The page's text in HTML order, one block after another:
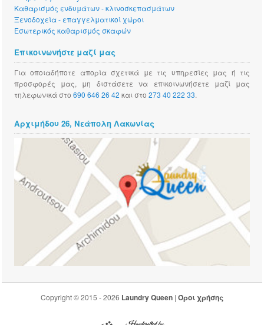
Καθαρισμός ενδυμάτων - κλινοσκεπασμάτων
Ξενοδοχεία - επαγγελματικοί χώροι
Εσωτερικός καθαρισμός σκαφών
Επικοινωνήστε μαζί μας
Για οποιαδήποτε απορία σχετικά με τις υπηρεσίες μας ή τις
προσφορές μας, μη διστάσετε να επικοινωνήσετε μαζί μας
τηλεφωνικά στο 690 646 26 42 και στο 273 40 222 33.
Αρχιμήδου 26, Νεάπολη Λακωνίας
Copyright © 2015 - 2026 Laundry Queen | Όροι χρήσης